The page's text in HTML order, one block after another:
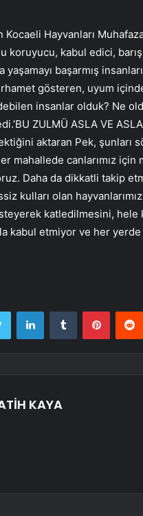
Kocaeli Hayvanları
koruyucu, kabul edici,
yaşamayı başarmış
gösteren, uyum
insanlar olduk? Ne
ZULMÜ ASLA VE
aktaran Pek,
mahallede canlarımız
Daha da dikkatli takip
kulları olan
katledilmesini,
kabul etmiyor ve her
Twitter LinkedInTumblr Pinterest
KAYA